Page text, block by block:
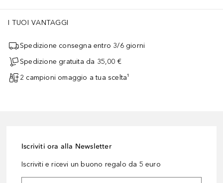
I TUOI VANTAGGI
Spedizione consegna entro 3/6 giorni
Spedizione gratuita da 35,00 €
2 campioni omaggio a tua scelta¹
Iscriviti ora alla Newsletter
Iscriviti e ricevi un buono regalo da 5 euro